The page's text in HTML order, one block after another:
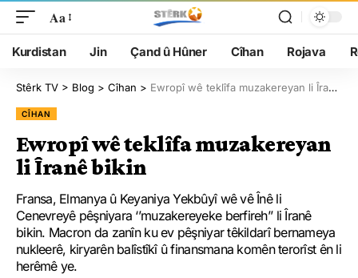
Aa
Kurdistan Jin Çand û Hûner Cîhan Rojava
Stêrk TV > Blog > Cîhan > Ewropî wê teklîfa muzakereyan li Îranê bikin
CÎHAN
Ewropî wê teklîfa muzakereyan
li Îranê bikin
Fransa, Elmanya û Keyaniya Yekbûyî wê vê Înê li
Cenevreyê pêşniyara ‘’muzakereyeke berfireh’’ li Îranê
bikin. Macron da zanîn ku ev pêşniyar têkildarî bernameya
nukleerê, kiryarên balîstîkî û finansmana komên terorîst ên li
herêmê ye.